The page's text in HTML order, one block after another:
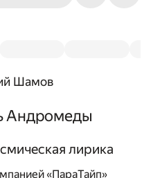
Шамов
Андромеды
лирика
«ПараТайп»